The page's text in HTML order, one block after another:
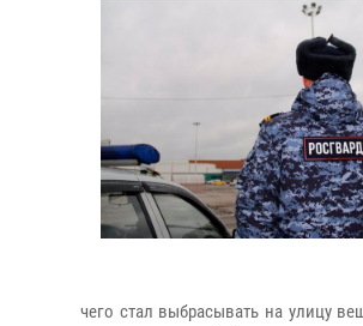
чего стал выбрасывать на улицу